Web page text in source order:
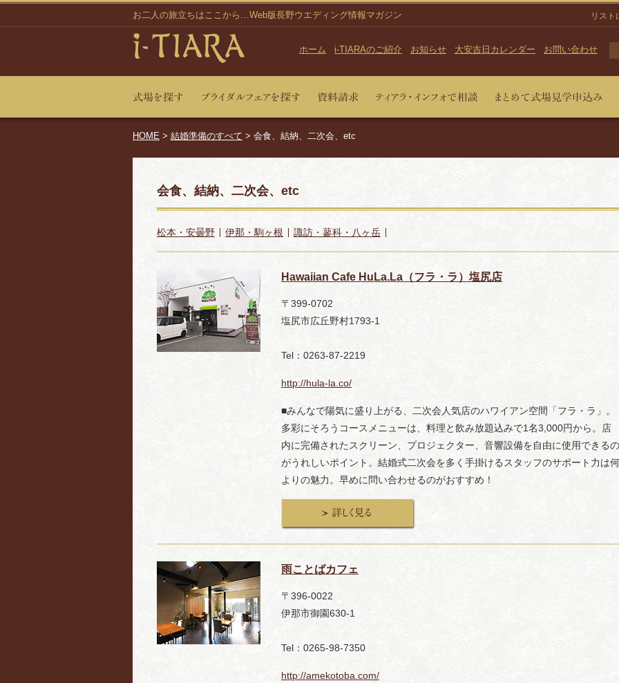
お二人の旅立ちはここから…Web版長野ウエディング情報マガジン リスト
ホーム i-TIARAのご紹介 お知らせ 大安吉日カレンダー お問い合わせ
HOME > 結婚準備のすべて > 会食、結納、二次会、etc
会食、結納、二次会、etc
松本・安曇野 伊那・駒ヶ根 諏訪・蓼科・八ヶ岳
Hawaiian Cafe HuLa.La（フラ・ラ）塩尻店
〒399-0702
塩尻市広丘野村1793-1
Tel：0263-87-2219
http://hula-la.co/
■みんなで陽気に盛り上がる、二次会人気店のハワイアン空間「フラ・ラ」。
多彩にそろうコースメニューは、料理と飲み放題込みで1名3,000円から。店
内に完備されたスクリーン、プロジェクター、音響設備を自由に使用できるの
がうれしいポイント。結婚式二次会を多く手掛けるスタッフのサポート力は何
よりの魅力。早めに問い合わせるのがおすすめ！
雨ことばカフェ
〒396-0022
伊那市御園630-1
Tel：0265-98-7350
http://amekotoba.com/